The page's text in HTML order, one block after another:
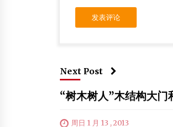
Next Post
“树木树人”木结构大
周日 1 月 13 , 2013